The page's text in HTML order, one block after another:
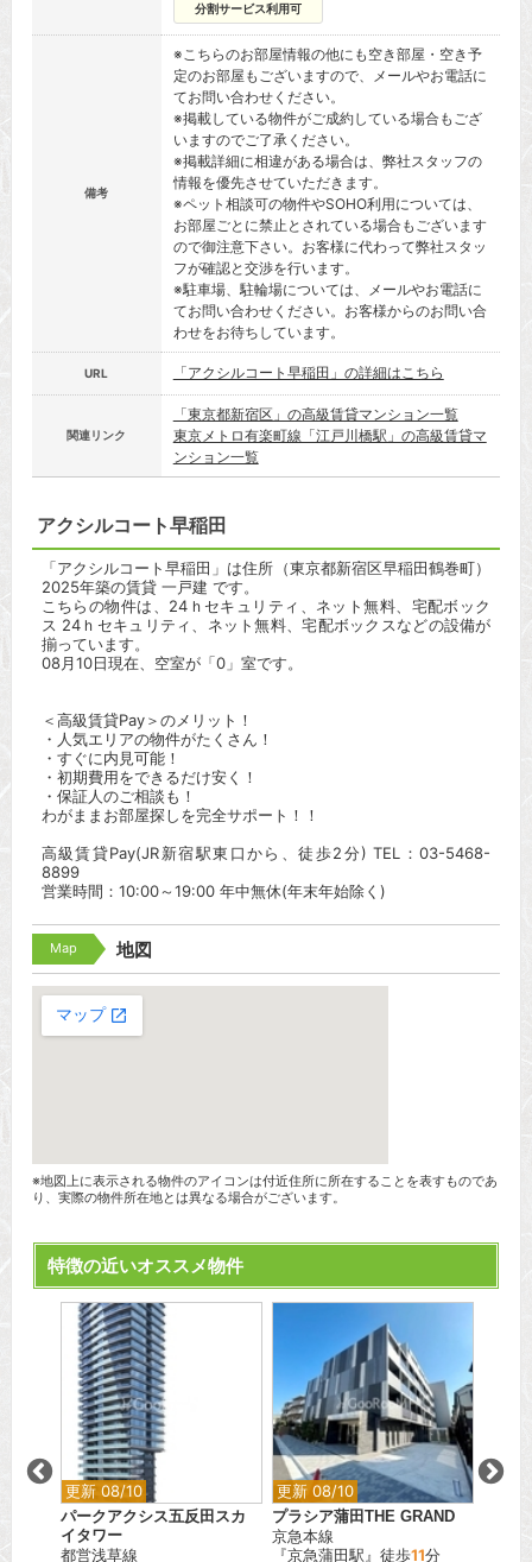
分割サービス利用可
備考
※こちらのお部屋情報の他にも空き部屋・空き予
定のお部屋もございますので、メールやお電話に
てお問い合わせください。
※掲載している物件がご成約している場合もござ
いますのでご了承ください。
※掲載詳細に相違がある場合は、弊社スタッフの
情報を優先させていただきます。
※ペット相談可の物件やSOHO利用については、
お部屋ごとに禁止とされている場合もございます
ので御注意下さい。お客様に代わって弊社スタッ
フが確認と交渉を行います。
※駐車場、駐輪場については、メールやお電話に
てお問い合わせください。お客様からのお問い合
わせをお待ちしています。
URL 「アクシルコート早稲田」の詳細はこちら
関連リンク
「東京都新宿区」の高級賃貸マンション一覧
東京メトロ有楽町線「江戸川橋駅」の高級賃貸マ
ンション一覧
アクシルコート早稲田
「アクシルコート早稲田」は住所（東京都新宿区早稲田鶴巻町）
2025年築の賃貸 一戸建 です。
こちらの物件は、24ｈセキュリティ、ネット無料、宅配ボック
ス 24ｈセキュリティ、ネット無料、宅配ボックスなどの設備が
揃っています。
08月10日現在、空室が「0」室です。
＜高級賃貸Pay＞のメリット！
・人気エリアの物件がたくさん！
・すぐに内見可能！
・初期費用をできるだけ安く！
・保証人のご相談も！
わがままお部屋探しを完全サポート！！
高級賃貸Pay(JR新宿駅東口から、徒歩2分) TEL：03-5468-
8899
営業時間：10:00～19:00 年中無休(年末年始除く)
Map 地図
※地図上に表示される物件のアイコンは付近住所に所在することを表すものであ
り、実際の物件所在地とは異なる場合がございます。
特徴の近いオススメ物件
更新 08/10
パークアクシス五反田スカ
イタワー
都営浅草線
更新 08/10
プラシア蒲田THE GRAND
京急本線
『京急蒲田駅』徒歩11分
更新